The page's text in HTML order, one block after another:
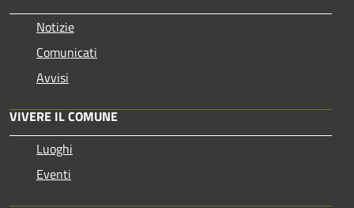
Notizie
Comunicati
Avvisi
VIVERE IL COMUNE
Luoghi
Eventi